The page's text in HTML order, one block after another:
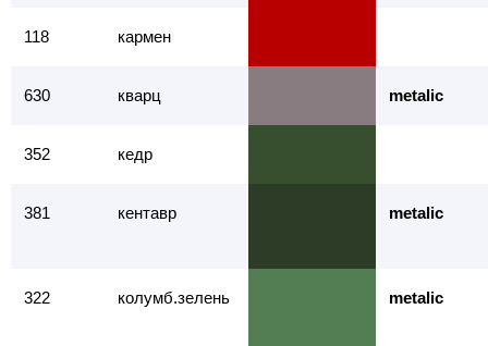
118 кармен
630 кварц metalic
352 кедр
381 кентавр metalic
322 колумб.зелень metalic